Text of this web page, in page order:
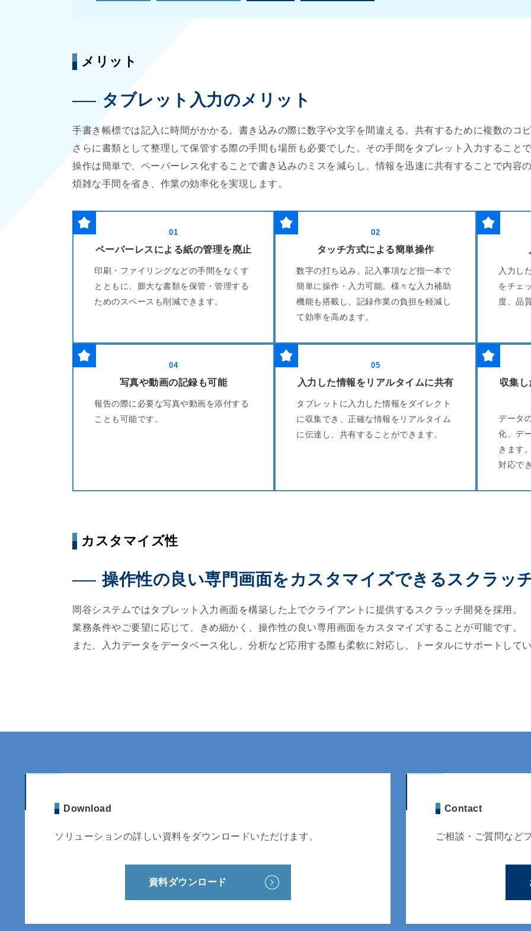
メリット
タブレット入力のメリット
手書き帳標では記入に時間がかかる。書き込みの際に数字や文字を間違える。共有するために複数のコピ
さらに書類として整理して保管する際の手間も場所も必要でした。その手間をタブレット入力することで
操作は簡単で、ペーパーレス化することで書き込みのミスを減らし、情報を迅速に共有することで内容
煩雑な手間を省き、作業の効率化を実現します。
01
ペーパーレスによる紙の管理を廃止
印刷・ファイリングなどの手間をなくす
とともに、膨大な書類を保管・管理する
ためのスペースも削減できます。
02
タッチ方式による簡単操作
数字の打ち込み、記入事項など指一本で
簡単に操作・入力可能。様々な入力補助
機能も搭載し、記録作業の負担を軽減し
て効率を高めます。
入力し
をチェ
度、品
04
写真や動画の記録も可能
報告の際に必要な写真や動画を添付する
ことも可能です。
05
入力した情報をリアルタイムに共有
タブレットに入力した情報をダイレクト
に収集でき、正確な情報をリアルタイム
に伝達し、共有することができます。
収集
データ
化、デ
きます
対応で
カスタマイズ性
操作性の良い専門画面をカスタマイズできるスクラッ
岡谷システムではタブレット入力画面を構築した上でクライアントに提供するスクラッチ開発を採用。
業務条件やご要望に応じて、きめ細かく、操作性の良い専用画面をカスタマイズすることが可能です。
また、入力データをデータベース化し、分析など応用する際も柔軟に対応し、トータルにサポートしてい
Download
ソリューションの詳しい資料をダウンロードいただけます。
資料ダウンロード
Contact
ご相談・ご質問など